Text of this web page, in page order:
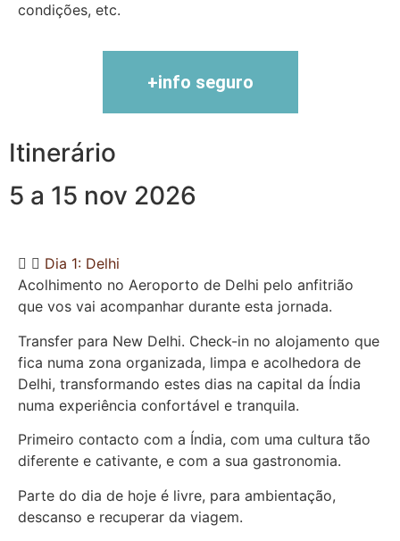
condições, etc.
+info seguro
Itinerário
5 a 15 nov 2026
Dia 1: Delhi
Acolhimento no Aeroporto de Delhi pelo anfitrião
que vos vai acompanhar durante esta jornada.
Transfer para New Delhi. Check-in no alojamento que
fica numa zona organizada, limpa e acolhedora de
Delhi, transformando estes dias na capital da Índia
numa experiência confortável e tranquila.
Primeiro contacto com a Índia, com uma cultura tão
diferente e cativante, e com a sua gastronomia.
Parte do dia de hoje é livre, para ambientação,
descanso e recuperar da viagem.